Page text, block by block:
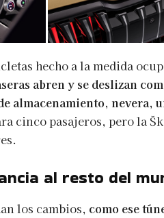
hecho a la medida
abren y se deslizan
almacenamiento, nevera,
cinco pasajeros, pero la
al resto del
los cambios, como ese